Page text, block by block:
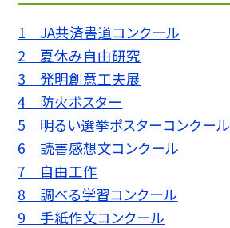
1 JA共済書道コンクール
2 夏休み自由研究
3 発明創意工夫展
4 防火ポスター
5 明るい選挙ポスターコンクール
6 読書感想文コンクール
7 自由工作
8 調べる学習コンクール
9 手紙作文コンクール